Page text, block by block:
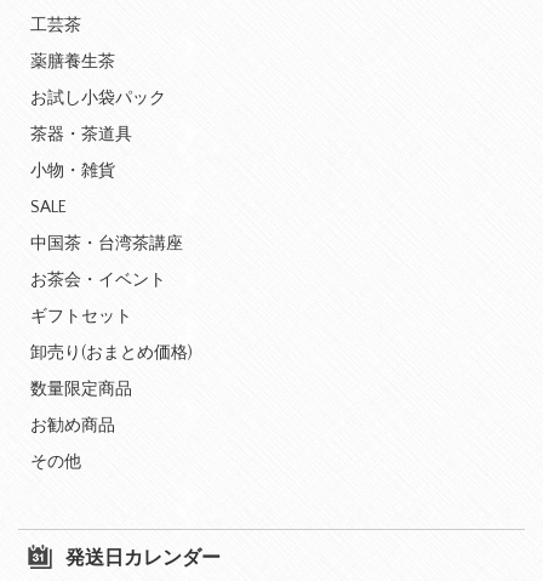
工芸茶
薬膳養生茶
お試し小袋パック
茶器・茶道具
小物・雑貨
SALE
中国茶・台湾茶講座
お茶会・イベント
ギフトセット
卸売り(おまとめ価格)
数量限定商品
お勧め商品
その他
発送日カレンダー